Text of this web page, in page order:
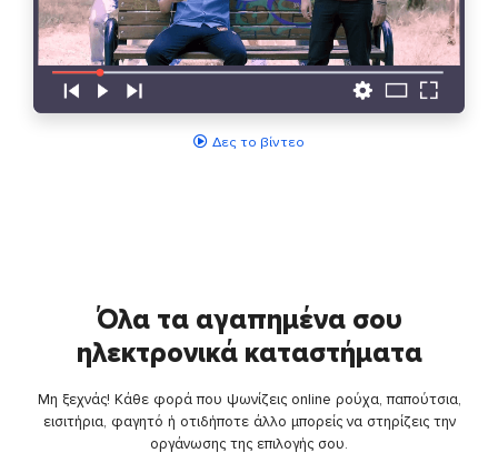
Δες το βίντεο
Όλα τα αγαπημένα σου
ηλεκτρονικά καταστήματα
Μη ξεχνάς! Κάθε φορά που ψωνίζεις online ρούχα, παπούτσια,
εισιτήρια, φαγητό ή οτιδήποτε άλλο μπορείς να στηρίζεις την
οργάνωσης της επιλογής σου.